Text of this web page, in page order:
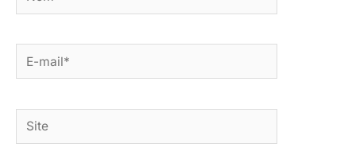
E-
mail*
Site